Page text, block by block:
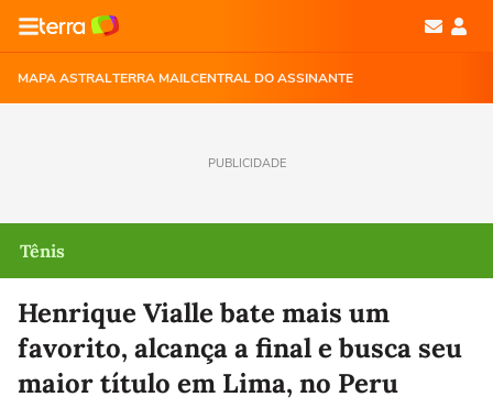
MAPA ASTRALTERRA MAILCENTRAL DO ASSINANTE
PUBLICIDADE
Tênis
Henrique Vialle bate mais um
favorito, alcança a final e busca seu
maior título em Lima, no Peru